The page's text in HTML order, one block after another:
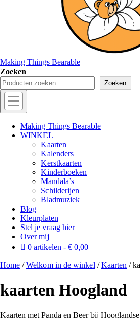
Making Things Bearable
Zoeken
Zoeken
Menu
Off
canvas
Making Things Bearable
WINKEL
Kaarten
Kalenders
Kerstkaarten
Kinderboeken
Mandala’s
Schilderijen
Bladmuziek
Blog
Kleurplaten
Stel je vraag hier
Over mij
0 artikelen
€ 0,00
Home /Welkom in de winkel /Kaarten /
kaarten Hoogland
Kaarten met Panda en Beer bij